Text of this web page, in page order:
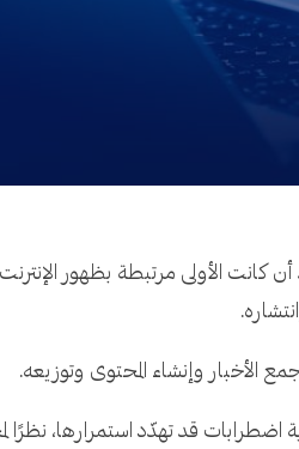
أن كانت الأولى مرتبطة بظهور
الأخبار وإنشاء المحتوى وتوزيعه.
اضطرابات قد تهدّد استمرارها، نظرًا